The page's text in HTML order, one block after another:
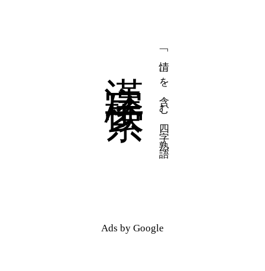
四字熟語
一覧表示
漢字検索
「情」を含む四字熟語
Ads by Google
四字熟語
一覧表示
漢字検索